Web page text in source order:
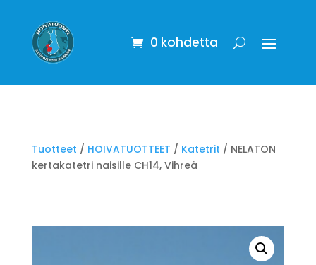
0 kohdetta
Tuotteet / HOIVATUOTTEET / Katetrit / NELATON
kertakatetri naisille CH14, Vihreä